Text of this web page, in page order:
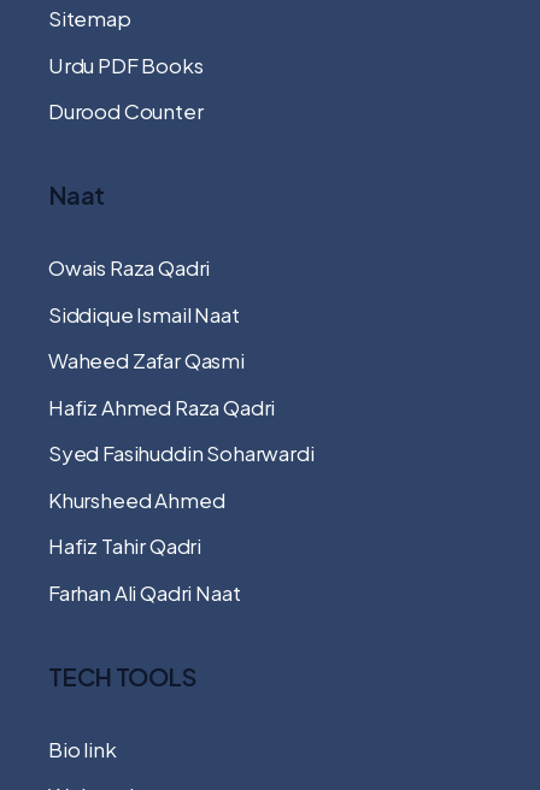
Sitemap
Urdu PDF Books
Durood Counter
Naat
Owais Raza Qadri
Siddique Ismail Naat
Waheed Zafar Qasmi
Hafiz Ahmed Raza Qadri
Syed Fasihuddin Soharwardi
Khursheed Ahmed
Hafiz Tahir Qadri
Farhan Ali Qadri Naat
TECH TOOLS
Bio link